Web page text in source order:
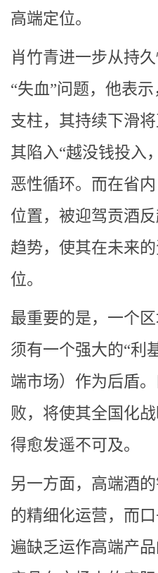
高端定位。
肖竹青进一步从持
“失血”问题，他表
支柱，其持续下滑
其陷入“越没钱投入
恶性循环。而在省
位置，被迎驾贡酒
趋势，使其在未来
位。
最重要的是，一个
须有一个强大的“利
端市场）作为后盾
败，将使其全国化
得愈发遥不可及。
另一方面，高端酒
的精细化运营，而
遍缺乏运作高端产